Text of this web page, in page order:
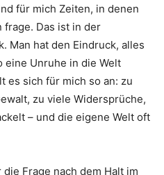
für mich Zeiten, in denen
frage. Das ist in der
Man hat den Eindruck, alles
eine Unruhe in die Welt
es sich für mich so an: zu
zu viele Widersprüche,
– und die eigene Welt oft
Frage nach dem Halt im